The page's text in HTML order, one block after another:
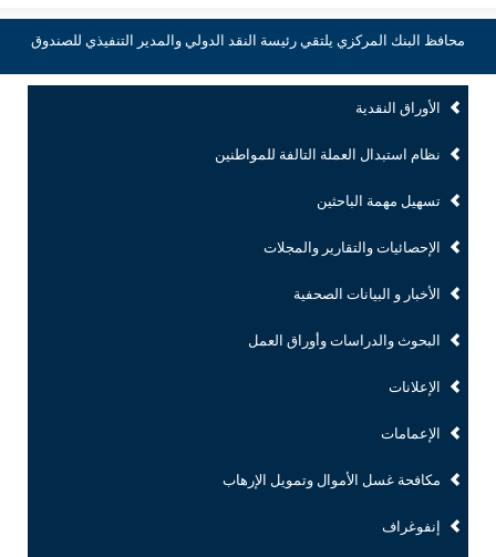
محافظ البنك المركزي يلتقي رئيسة النقد الدولي والمدير التنفيذي للصندوق
الأوراق النقدية
نظام استبدال العملة التالفة للمواطنين
تسهيل مهمة الباحثين
الإحصائيات والتقارير والمجلات
الأخبار و البيانات الصحفية
البحوث والدراسات وأوراق العمل
الإعلانات
الإعمامات
مكافحة غسل الأموال وتمويل الإرهاب
إنفوغراف